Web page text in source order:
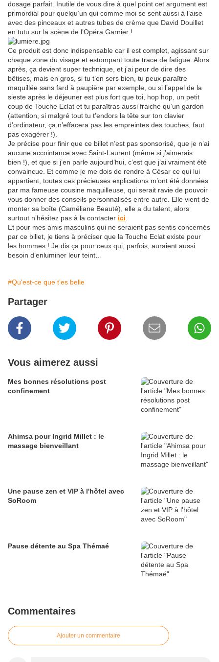
dosage parfait. Inutile de vous dire à quel point cet argument est
primordial pour quelqu’un qui comme moi se sent aussi à l’aise
avec des pinceaux et autres tubes de crème que David Douillet
en tutu sur la scène de l’Opéra Garnier !
Ce produit est donc indispensable car il est complet, agissant sur
chaque zone du visage et estompant toute trace de fatigue. Alors
après, ça devient super technique, et j’ai peur de dire des
bêtises, mais en gros, si tu t’en sers bien, tu peux paraître
maquillée sans fard à paupière par exemple, ou si l’appel de la
sieste après le déjeuner est plus fort que toi, hop hop, un petit
coup de Touche Eclat et tu paraîtras aussi fraiche qu’un gardon
(attention, si malgré tout tu t’endors la tête sur ton clavier
d’ordinateur, ça n’effacera pas les empreintes des touches, faut
pas exagérer !).
Je précise pour finir que ce billet n’est pas sponsorisé, que je n’ai
aucune accointance avec Saint-Laurent (même si j’aimerais
bien !), et que si j’en parle aujourd’hui, c’est que j’ai vraiment été
convaincue. Et comme je me dois de rendre à César ce qui lui
appartient, toutes ces précieuses explications m’ont été données
par ma fameuse cousine maquilleuse, qui serait ravie de pouvoir
vous donner des conseils personnalisés entre autre. Elle vient de
monter sa boîte (Caméliane Beauté), elle a du talent, alors
surtout n’hésitez pas à la contacter ici
Et pour mes amis masculins qui ne seraient pas sentis concernés
par ce billet, je tiens à préciser que la Touche Eclat existe pour
les hommes ! Je dis ça pour ceux qui, parfois, auraient aussi
besoin d’enluminer leur teint…
#Qu'est-ce que t'es belle
Partager
Vous aimerez aussi
Mes bonnes résolutions post
confinement
Ahimsa pour Ingrid Millet : le
massage bienveillant
Une pause zen et VIP à l'hôtel avec
SoRoom
Pause détente au Spa Thémaé
Commentaires
Ajouter un commentaire